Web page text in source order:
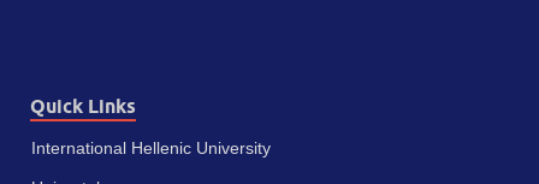
Quick Links
International Hellenic University